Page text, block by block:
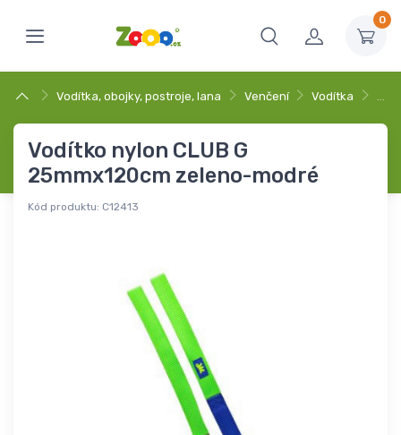
0
Vodítka, obojky, postroje, lana Venčení Vodítka …
Vodítko nylon CLUB G
25mmx120cm zeleno-modré
Kód produktu: C12413